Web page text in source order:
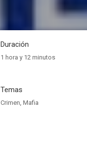
Duración
1 hora y 12 minutos
Temas
Crimen, Mafia